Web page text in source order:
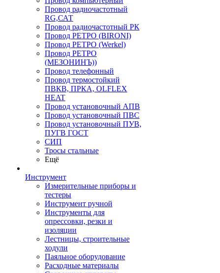
Провод радиочастотный
RG,САТ
Провод радиочастотный РК
Провод РЕТРО (BIRONI)
Провод РЕТРО (Werkel)
Провод РЕТРО
(МЕЗОНИНЪ))
Провод телефонный
Провод термостойкий
ПВКВ, ПРКА, OLFLEX
HEAT
Провод установочный АПВ
Провод установочный ПВС
Провод установочный ПУВ,
ПУГВ ГОСТ
СИП
Тросы стальные
Ещё
Инструмент
Измерительные приборы и
тестеры
Инструмент ручной
Инструменты для
опрессовки, резки и
изоляции
Лестницы, строительные
ходули
Паяльное оборудование
Расходные материалы